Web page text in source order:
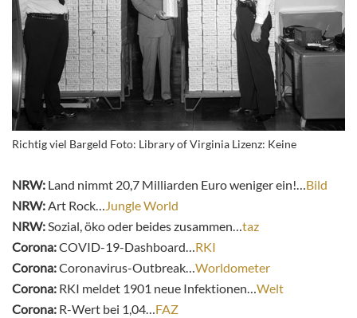
Richtig viel Bargeld Foto: Library of Virginia Lizenz: Keine
NRW: Land nimmt 20,7 Milliarden Euro weniger ein!…Bild
NRW:Art Rock…Jungle World
NRW:Sozial, öko oder beides zusammen…taz
Corona:COVID-19-Dashboard…RKI
Corona:Coronavirus-Outbreak…Worldometer
Corona: RKI meldet 1901 neue Infektionen…Welt
Corona: R-Wert bei 1,04…FAZ